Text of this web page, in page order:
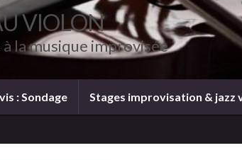
VIOLON
à la musique improvisée
: Sondage Stages improvisation & jazz